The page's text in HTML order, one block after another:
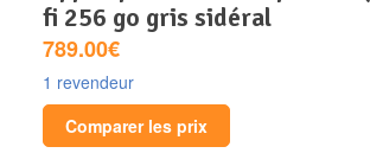
fi 256 go gris sidéral
789.00€
1 revendeur
Comparer les prix